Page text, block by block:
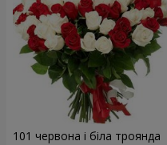
101 червона і біла троянда